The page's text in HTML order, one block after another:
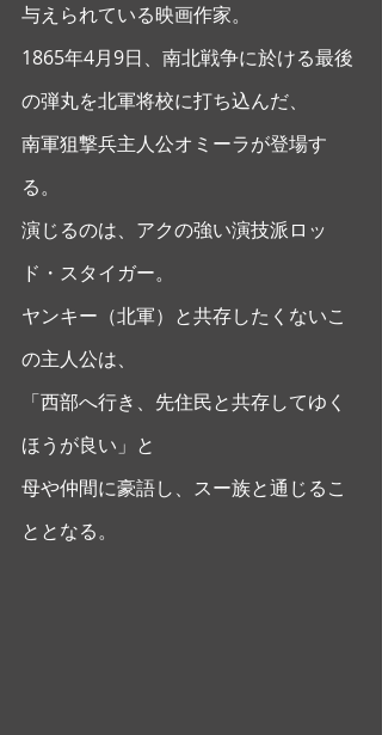
与えられている映画作家。
1865年4月9日、南北戦争に於ける最後
の弾丸を北軍将校に打ち込んだ、
南軍狙撃兵主人公オミーラが登場す
る。
演じるのは、アクの強い演技派ロッ
ド・スタイガー。
ヤンキー（北軍）と共存したくないこ
の主人公は、
「西部へ行き、先住民と共存してゆく
ほうが良い」と
母や仲間に豪語し、スー族と通じるこ
ととなる。